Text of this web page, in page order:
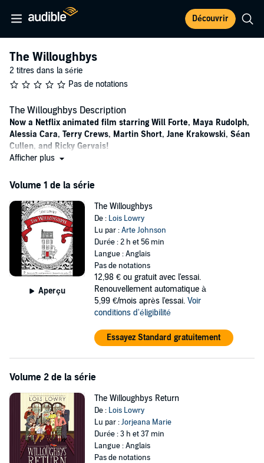
Découvrir
The Willoughbys
2 titres dans la série
Pas de notations
The Willoughbys Description
Now a Netflix animated film starring Will Forte, Maya Rudolph,
Alessia Cara, Terry Crews, Martin Short, Jane Krakowski, Séan
Cullen, and Ricky Gervais!
Number the Stars , comes a "hilarious" (
who are all too eager to be rid of their four children . . . and
four children who are all too happy to be rid of their parents.
The Willoughby's—Timothy; his twin brothers, Barnaby A and
Barnaby B; and their little sister, Jane—are old-fashioned children
who adore old-fashioned adventures. Unfortunately, the Willoughby
parents are not very fond of their children, and the truth is that the
siblings are not too keen on their parents either. Little do the
Willoughby kids know that their neglectful mother and father are
hatching an evil plan to get rid of them! Not to worry—these
have no idea what lies ahead in their quest to rid themselves of their
ghastly parents and live happily ever after.
Afficher plus
Volume 1 de la série
Aperçu
The Willoughbys
De : Lois Lowry
Lu par :Arte Johnson
Durée : 2 h et 56 min
Langue : Anglais
Pas de notations
12,98 € ou gratuit avec l'essai.
Renouvellement automatique à
5,99 €/mois après l'essai. Voir
conditions d'éligibilité
Essayez Standard gratuitement
Volume 2 de la série
The Willoughbys Return
De : Lois Lowry
Lu par :Jorjeana Marie
Durée : 3 h et 37 min
Langue : Anglais
Pas de notations